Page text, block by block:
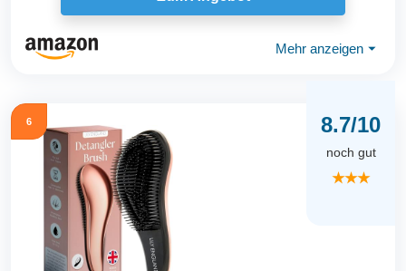
Mehr anzeigen ⏷
6 8.7/10
noch gut
★★★